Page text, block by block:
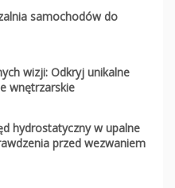
samochodów do
wizji: Odkryj unikalne
wnętrzarskie
hydrostatyczny w upalne
przed wezwaniem